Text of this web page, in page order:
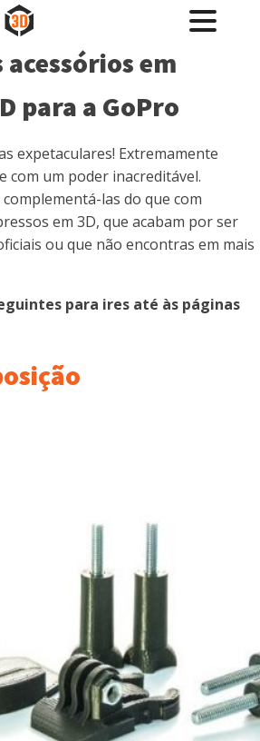
em
para a GoPro
expetaculares! Extremamente
com um poder inacreditável.
las do que com
em 3D, que acabam por ser
ou que não encontras em mais
para ires até às páginas